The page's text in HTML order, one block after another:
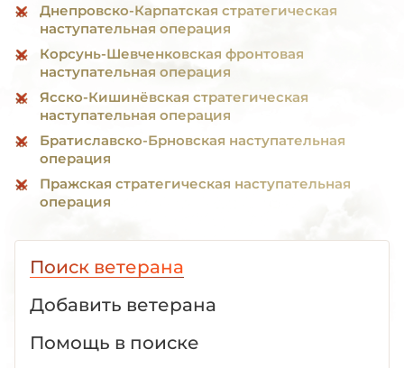
Днепровско-Карпатская стратегическая
наступательная операция
Корсунь-Шевченковская фронтовая
наступательная операция
Ясско-Кишинёвская стратегическая
наступательная операция
Братиславско-Брновская наступательная
операция
Пражская стратегическая наступательная
операция
Поиск ветерана
Добавить ветерана
Помощь в поиске